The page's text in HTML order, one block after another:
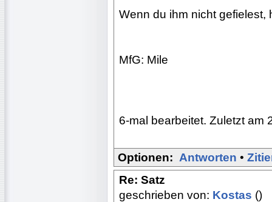
Wenn du ihm nicht gefielest,
MfG: Mile
6-mal bearbeitet. Zuletzt am
Optionen: Antworten •
Re: Satz
geschrieben von: Kostas ()